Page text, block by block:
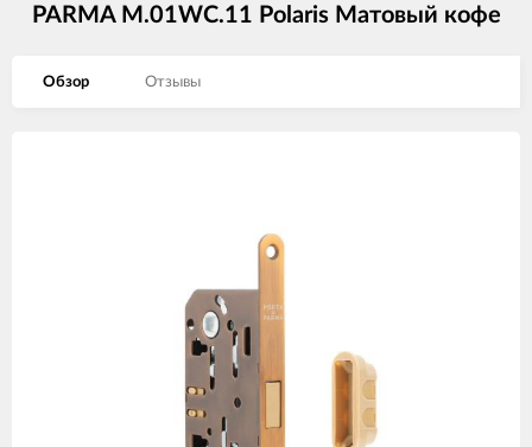
PARMA M.01WC.11 Polaris Матовый кофе
Обзор Отзывы